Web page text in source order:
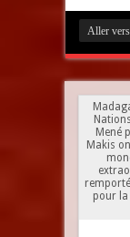
Mené
Makis
pour